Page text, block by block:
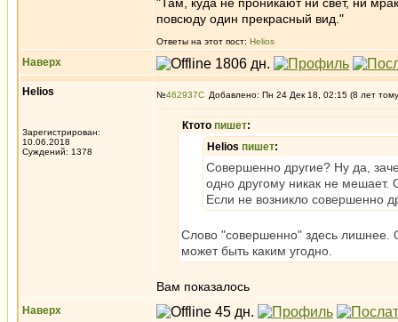
повсюду один прекрасный вид."
Ответы на этот пост: Helios
Наверх
Helios
Зарегистрирован:
10.06.2018
Суждений: 1378
№462937 Добавлено: Пн 24 Дек 18, 02:15 (8 лет
Ктото пишет:
Helios пишет:
Совершенно другие? Ну да,
одно другому никак не мешает.
Если не возникло совершенно
Слово "совершенно" здесь лишнее.
может быть каким угодно.
Вам показалось
Наверх